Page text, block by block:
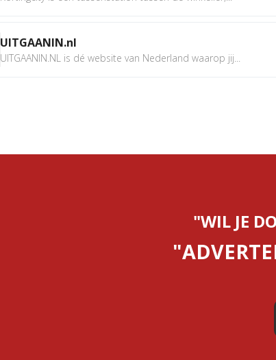
UITGAANIN.nl
UITGAANIN.NL is dé website van Nederland waarop jij...
"WIL JE